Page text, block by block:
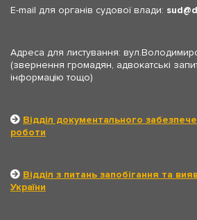
E-mail для органів судової влади: sud
Адреса для листування:
(звернення громадян, адвокатські
інформацію тощо)
Відділ документального
роботи
Відділ з питань запобігання та
України